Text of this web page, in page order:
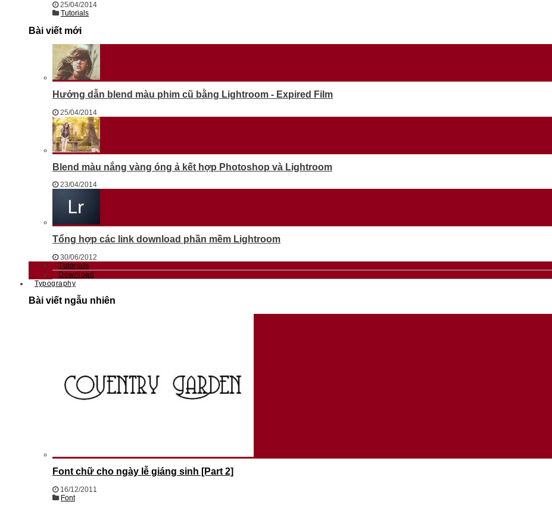
25/04/2014
Tutorials
Bài viết mới
Hướng dẫn blend màu phim cũ bằng Lightroom - Expired Film
25/04/2014
Blend màu nắng vàng óng ả kết hợp Photoshop và Lightroom
23/04/2014
Tổng hợp các link download phần mềm Lightroom
30/06/2012
Tutorials
Download
Typography
Bài viết ngẫu nhiên
Font chữ cho ngày lễ giáng sinh [Part 2]
16/12/2011
Font